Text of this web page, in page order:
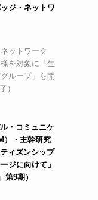
ジ・ネットワ
ットワーク
を対象に「生
ループ」を開
）
・コミュニケ
）・主幹研究
ィズンシップ
ジに向けて」
第9期）